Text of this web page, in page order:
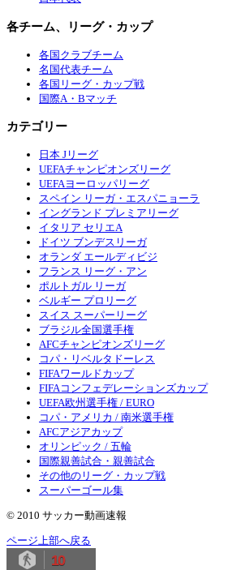
各チーム、リーグ・カップ
各国クラブチーム
名国代表チーム
各国リーグ・カップ戦
国際A・Bマッチ
カテゴリー
日本 Jリーグ
UEFAチャンピオンズリーグ
UEFAヨーロッパリーグ
スペイン リーガ・エスパニョーラ
イングランド プレミアリーグ
イタリア セリエA
ドイツ ブンデスリーガ
オランダ エールディビジ
フランス リーグ・アン
ポルトガル リーガ
ベルギー プロリーグ
スイス スーパーリーグ
ブラジル全国選手権
AFCチャンピオンズリーグ
コパ・リベルタドーレス
FIFAワールドカップ
FIFAコンフェデレーションズカップ
UEFA欧州選手権 / EURO
コパ・アメリカ / 南米選手権
AFCアジアカップ
オリンピック / 五輪
国際親善試合・親善試合
その他のリーグ・カップ戦
スーパーゴール集
© 2010 サッカー動画速報
ページ上部へ戻る
10